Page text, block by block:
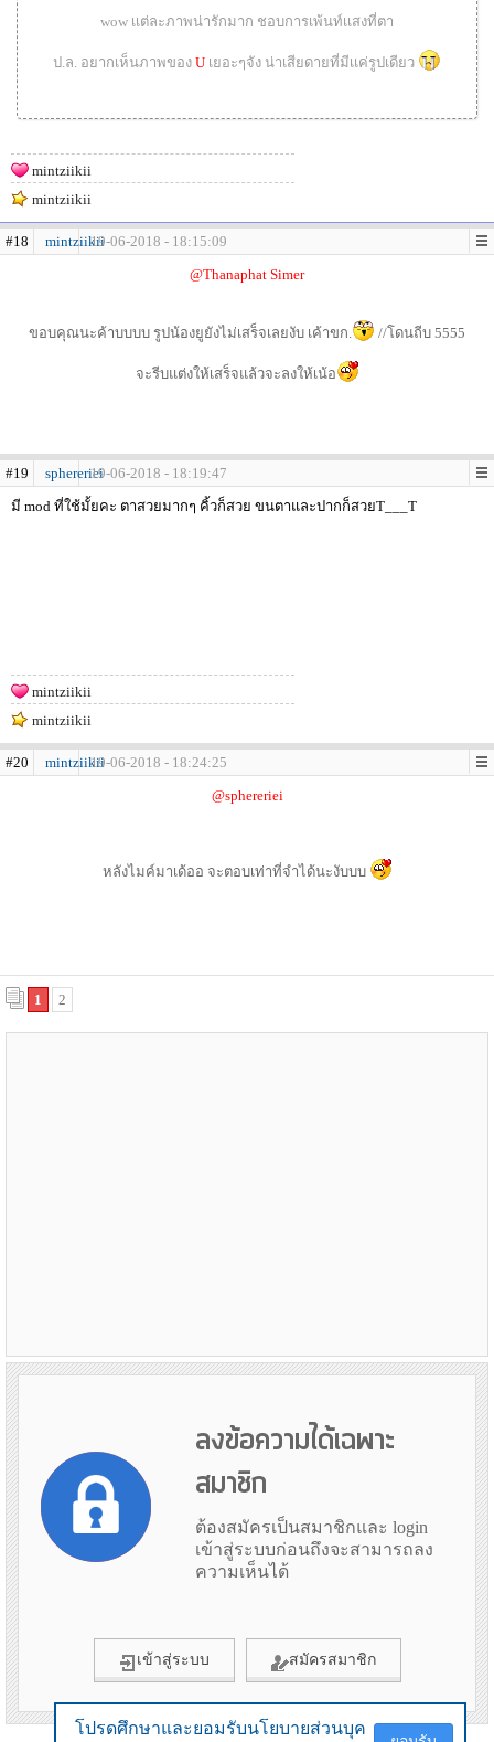
โปรดศึกษาและยอมรับนโยบายส่วนบุค
wow เเต่ละภาพน่ารักมาก ชอบการเพ้นท์เเสงที่ตา
ป.ล. อยากเห็นภาพของ U เยอะๆจัง น่าเสียดายที่มีเเค่รูปเดียว
mintziikii
mintziikii
#18 mintziikii19-06-2018 - 18:15:09
@Thanaphat Simer
ขอบคุณนะค้าบบบบ รูปน้องยูยังไม่เสร็จเลยงับ เค้าขก. //โดนถีบ 5555
จะรีบแต่งให้เสร็จแล้วจะลงให้เน้อ
#19 sphereriei19-06-2018 - 18:19:47
มี mod ที่ใช้มั้ยคะ ตาสวยมากๆ คิ้วก็สวย ขนตาและปากก็สวยT___T
mintziikii
mintziikii
#20 mintziikii19-06-2018 - 18:24:25
@sphereriei
หลังไมค์มาเด้ออ จะตอบเท่าที่จำได้นะงับบบ
1 2
ลงข้อความได้เฉพาะ
สมาชิก
ต้องสมัครเป็นสมาชิกและ login
เข้าสู่ระบบก่อนถึงจะสามารถลง
ความเห็นได้
เข้าสู่ระบบ สมัครสมาชิก
โปรดศึกษาและยอมรับนโยบายส่วนบุค